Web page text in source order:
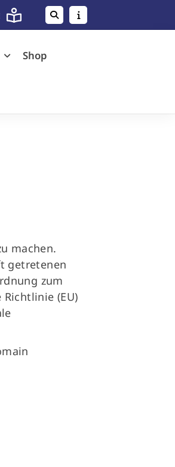
Shop
machen.
getretenen
zum
(EU)